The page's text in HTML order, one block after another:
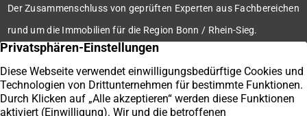
Der Zusammenschluss von geprüften Experten aus Fachbereichen
rund um die Immobilien für die Region Bonn / Rhein-Sieg.